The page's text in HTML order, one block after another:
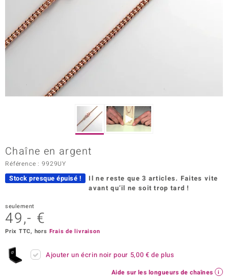
Designs
Paraíso
Chaîne en argent
Référence : 9929UY
Stock presque épuisé ! Il ne reste que 3 articles. Faites vite
avant qu’il ne soit trop tard !
seulement
49,- €
Prix TTC, hors Frais de livraison
Ajouter un écrin noir pour 5,00 € de plus
Aide sur les longueurs de chaînes